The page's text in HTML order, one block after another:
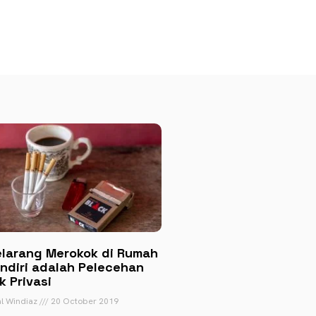
Merokok di Rumah
adalah Pelecehan
Privasi
Windiaz 20 October 2019